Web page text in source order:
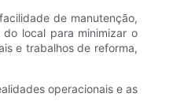
de manutenção,
local para minimizar o
e trabalhos de reforma,
operacionais e as